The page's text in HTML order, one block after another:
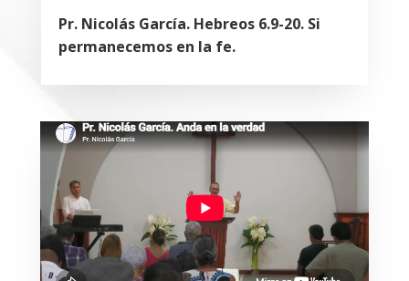
Pr. Nicolás García. Hebreos 6.9-20. Si
permanecemos en la fe.